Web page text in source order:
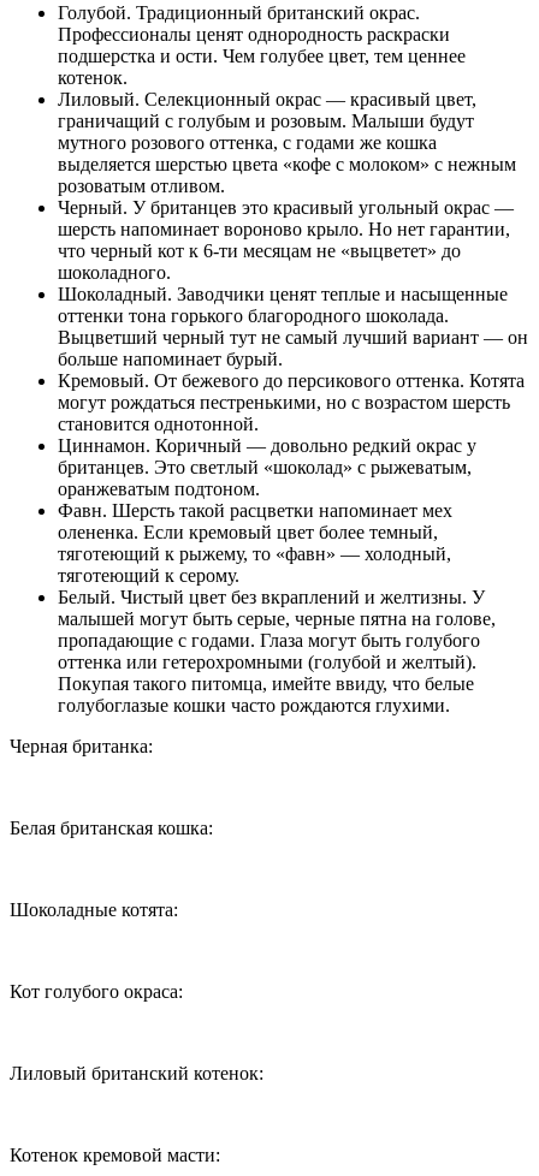
Голубой. Традиционный британский окрас.
Профессионалы ценят однородность раскраски
подшерстка и ости. Чем голубее цвет, тем ценнее
котенок.
Лиловый. Селекционный окрас — красивый цвет,
граничащий с голубым и розовым. Малыши будут
мутного розового оттенка, с годами же кошка
выделяется шерстью цвета «кофе с молоком» с нежным
розоватым отливом.
Черный. У британцев это красивый угольный окрас —
шерсть напоминает вороново крыло. Но нет гарантии,
что черный кот к 6-ти месяцам не «выцветет» до
шоколадного.
Шоколадный. Заводчики ценят теплые и насыщенные
оттенки тона горького благородного шоколада.
Выцветший черный тут не самый лучший вариант — он
больше напоминает бурый.
Кремовый. От бежевого до персикового оттенка. Котята
могут рождаться пестренькими, но с возрастом шерсть
становится однотонной.
Циннамон. Коричный — довольно редкий окрас у
британцев. Это светлый «шоколад» с рыжеватым,
оранжеватым подтоном.
Фавн. Шерсть такой расцветки напоминает мех
олененка. Если кремовый цвет более темный,
тяготеющий к рыжему, то «фавн» — холодный,
тяготеющий к серому.
Белый. Чистый цвет без вкраплений и желтизны. У
малышей могут быть серые, черные пятна на голове,
пропадающие с годами. Глаза могут быть голубого
оттенка или гетерохромными (голубой и желтый).
Покупая такого питомца, имейте ввиду, что белые
голубоглазые кошки часто рождаются глухими.
Черная британка:
Белая британская кошка:
Шоколадные котята:
Кот голубого окраса:
Лиловый британский котенок:
Котенок кремовой масти: